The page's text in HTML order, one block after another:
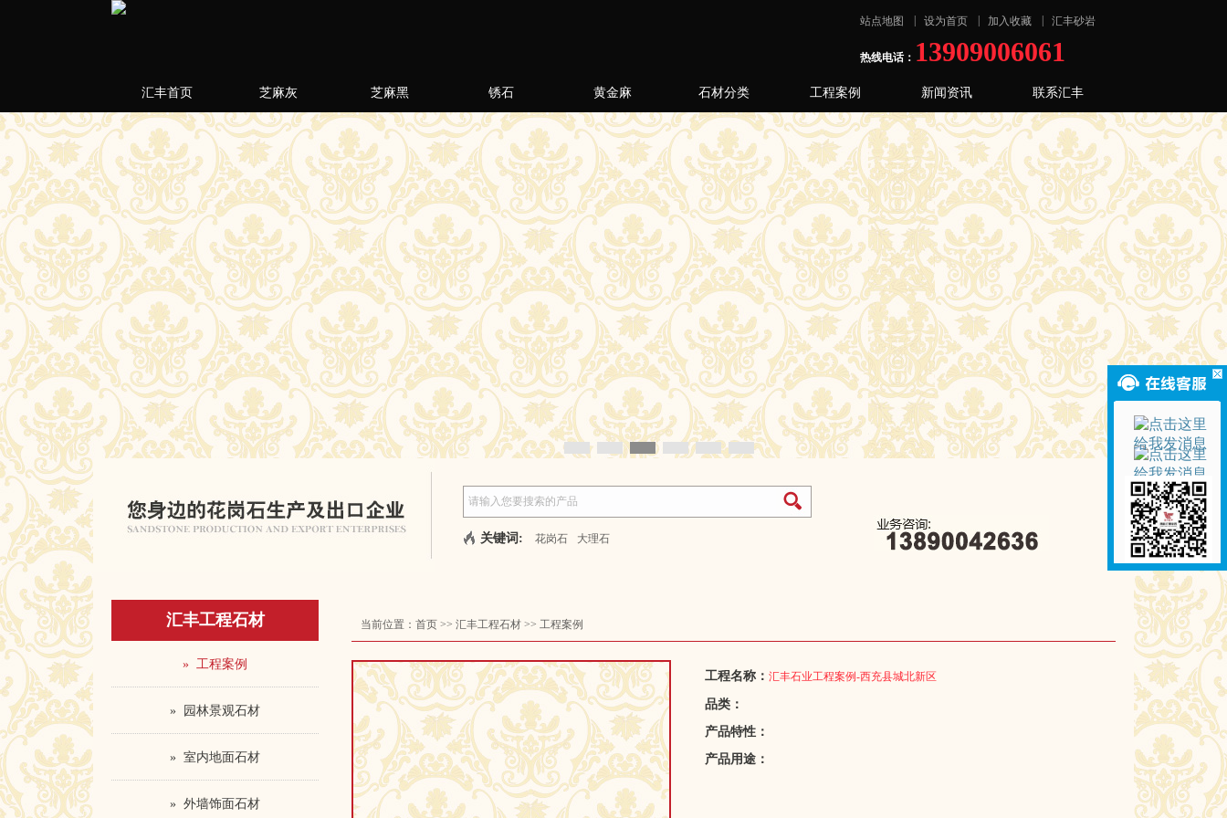
站点地图 设为首页 加入收藏 汇丰砂岩
热线电话： 13909006061
汇丰首页 芝麻灰 芝麻黑 锈石 黄金麻 石材分类 工程案例 新闻资讯 联系汇丰
关键词: 花岗石 大理石
汇丰工程石材
» 工程案例
» 园林景观石材
» 室内地面石材
» 外墙饰面石材
当前位置： 首页 >> 汇丰工程石材 >> 工程案例
工程名称： 汇丰石业工程案例-西充县城北新区
品类：
产品特性：
产品用途：